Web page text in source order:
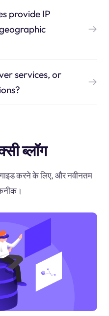
provide IP
services, or
ब्लॉग
करने के लिए, और नवीनतम